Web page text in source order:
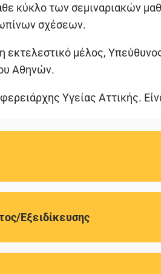
κύκλο των σεμιναριακών
σχέσεων.
εκτελεστικό μέλος,
Αθηνών.
Υγείας Αττικής.
Εξειδίκευσης